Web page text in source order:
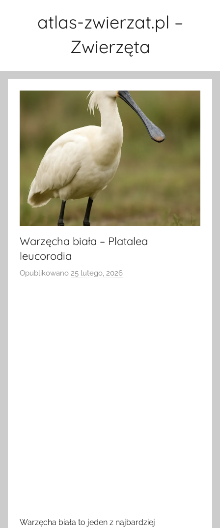
atlas-zwierzat.pl –
Zwierzęta
Warzęcha biała – Platalea
leucorodia
Opublikowano 25 lutego, 2026
Warzęcha biała to jeden z najbardziej